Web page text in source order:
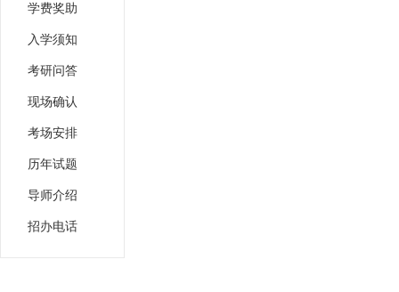
学费奖助
入学须知
考研问答
现场确认
考场安排
历年试题
导师介绍
招办电话